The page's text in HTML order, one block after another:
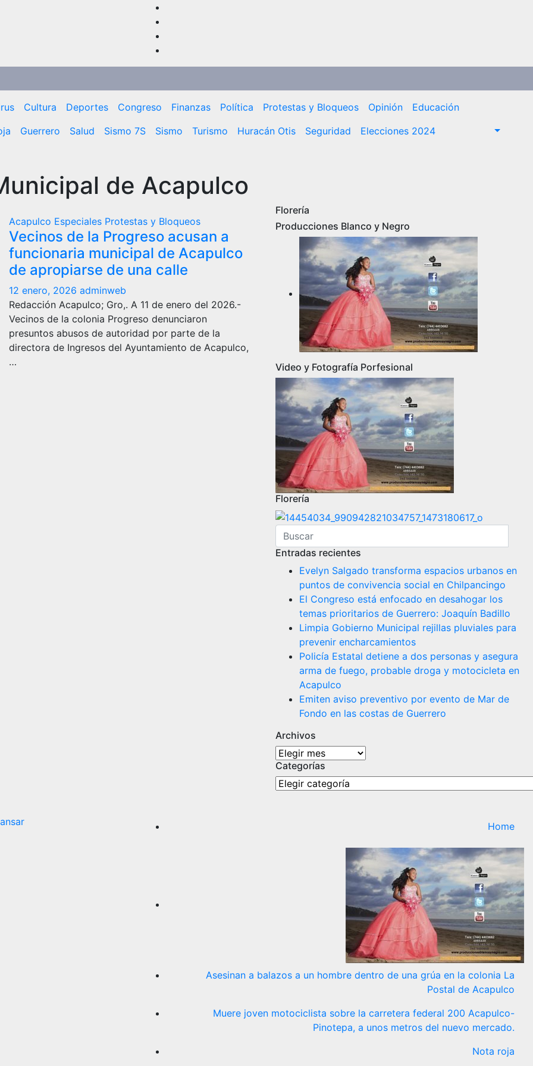
Cultura Deportes Congreso Finanzas Política Protestas y Bloqueos Opinión
Educación
Guerrero Salud Sismo 7S Sismo Turismo Huracán Otis Seguridad
Elecciones 2024
de Acapulco
Acapulco Especiales Protestas y Bloqueos
Vecinos de la Progreso acusan a
funcionaria municipal de Acapulco
de apropiarse de una calle
12 enero, 2026 adminweb
Redacción Acapulco; Gro,. A 11 de enero del 2026.-
Vecinos de la colonia Progreso denunciaron
presuntos abusos de autoridad por parte de la
directora de Ingresos del Ayuntamiento de Acapulco,
…
Florería
Producciones Blanco y Negro
Video y Fotografía Porfesional
Florería
Entradas recientes
Evelyn Salgado transforma espacios urbanos en
puntos de convivencia social en Chilpancingo
El Congreso está enfocado en desahogar los
temas prioritarios de Guerrero: Joaquín Badillo
Limpia Gobierno Municipal rejillas pluviales para
prevenir encharcamientos
Policía Estatal detiene a dos personas y asegura
arma de fuego, probable droga y motocicleta en
Acapulco
Emiten aviso preventivo por evento de Mar de
Fondo en las costas de Guerrero
Archivos
Archivos
Categorías
Categorías
Home
Asesinan a balazos a un hombre dentro de una grúa en la colonia La
Postal de Acapulco
Muere joven motociclista sobre la carretera federal 200 Acapulco-
Pinotepa, a unos metros del nuevo mercado.
Nota roja